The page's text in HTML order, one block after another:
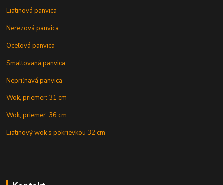
Liatinová panvica
Nerezová panvica
Oceľová panvica
Smaltovaná panvica
Nepriľnavá panvica
Wok, priemer: 31 cm
Wok, priemer: 36 cm
Liatinový wok s pokrievkou 32 cm